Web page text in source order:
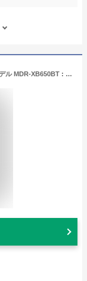
ソニー SONY ワイヤレスヘッドホン 重低音モデル MDR-XB650BT : Bluetooth対応 折りたたみ式 ブラック MDR-XB650BT B